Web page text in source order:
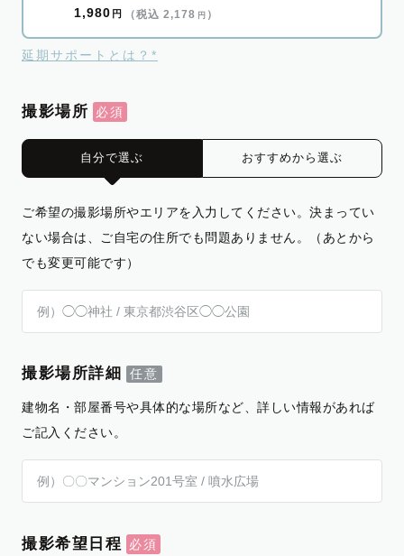
1,980 円 （税込 2,178 円 ）
延期サポートとは？*
撮影場所
自分で選ぶ おすすめから選ぶ
ご希望の撮影場所やエリアを入力してください。決まってい
ない場合は、ご自宅の住所でも問題ありません。（あとから
でも変更可能です）
撮影場所詳細
建物名・部屋番号や具体的な場所など、詳しい情報があれば
ご記入ください。
撮影希望日程